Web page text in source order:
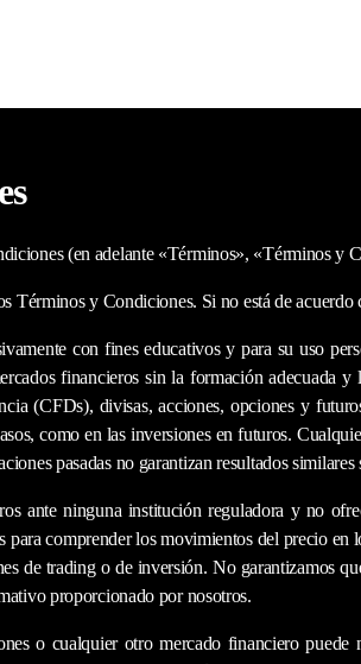
(en adelante «Términos», «Términos
Términos y Condiciones. Si no está de
con fines educativos y para su uso
financieros sin la formación adecuada
(CFDs), divisas, acciones, opciones y
como en las inversiones en futuros.
pasadas no garantizan resultados
ante ninguna institución reguladora y no
para comprender los movimientos del precio
de trading o de inversión. No garantizamos
proporcionado por nosotros.
o cualquier otro mercado financiero